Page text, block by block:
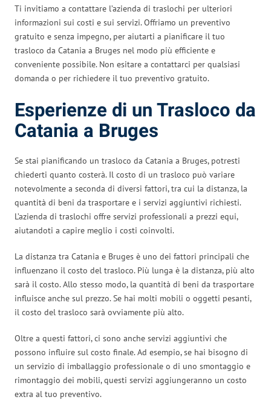
Ti invitiamo a contattare l’azienda di traslochi per ulteriori
informazioni sui costi e sui servizi. Offriamo un preventivo
gratuito e senza impegno, per aiutarti a pianificare il tuo
trasloco da Catania a Bruges nel modo più efficiente e
conveniente possibile. Non esitare a contattarci per qualsiasi
domanda o per richiedere il tuo preventivo gratuito.
Esperienze di un Trasloco da
Catania a Bruges
Se stai pianificando un trasloco da Catania a Bruges, potresti
chiederti quanto costerà. Il costo di un trasloco può variare
notevolmente a seconda di diversi fattori, tra cui la distanza, la
quantità di beni da trasportare e i servizi aggiuntivi richiesti.
L’azienda di traslochi offre servizi professionali a prezzi equi,
aiutandoti a capire meglio i costi coinvolti.
La distanza tra Catania e Bruges è uno dei fattori principali che
influenzano il costo del trasloco. Più lunga è la distanza, più alto
sarà il costo. Allo stesso modo, la quantità di beni da trasportare
influisce anche sul prezzo. Se hai molti mobili o oggetti pesanti,
il costo del trasloco sarà ovviamente più alto.
Oltre a questi fattori, ci sono anche servizi aggiuntivi che
possono influire sul costo finale. Ad esempio, se hai bisogno di
un servizio di imballaggio professionale o di uno smontaggio e
rimontaggio dei mobili, questi servizi aggiungeranno un costo
extra al tuo preventivo.